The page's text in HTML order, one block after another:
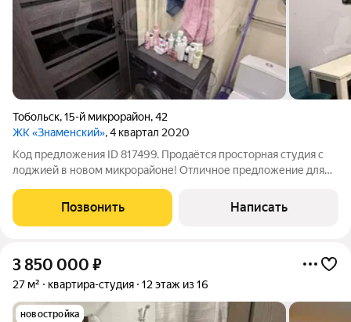
Тобольск,15-й микрорайон,42
ЖК «Знаменский», 4 квартал 2020
Код предложения ID 817499. Продаётся просторная студия с
лоджией в новом микрорайоне! Отличное предложение для
остановки без проблем добираться в любую часть города. Все
нужные объекты
Позвонить Написать
3 850 000 ₽
27 м² квартира-студия 12 этаж из 16
новостройка